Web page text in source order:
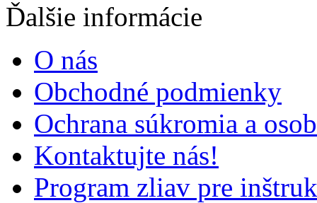
Ďalšie informácie
O nás
Obchodné podmienky
Ochrana súkromia a
Kontaktujte nás!
Program zliav pre